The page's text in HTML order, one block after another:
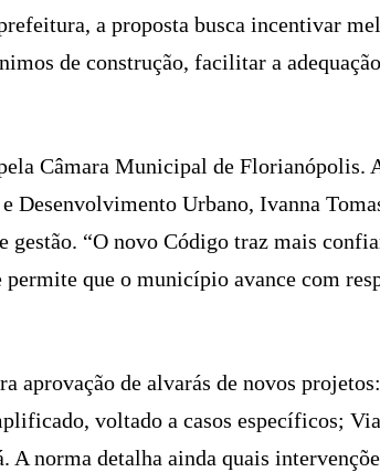
a proposta busca incentivar
de construção, facilitar a
Câmara Municipal de Florianópolis.
Desenvolvimento Urbano, Ivanna
gestão. “O novo Código traz mais
que o município avance com
aprovação de alvarás de novos
voltado a casos específicos;
A norma detalha ainda quais